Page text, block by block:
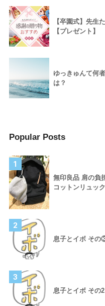
【卒園式】先生
【プレゼント】
ゆっきゅんて何
は？
Popular Posts
1
無印良品 肩の負
コットンリュッ
2
息子とイボ その
3
息子とイボ その2